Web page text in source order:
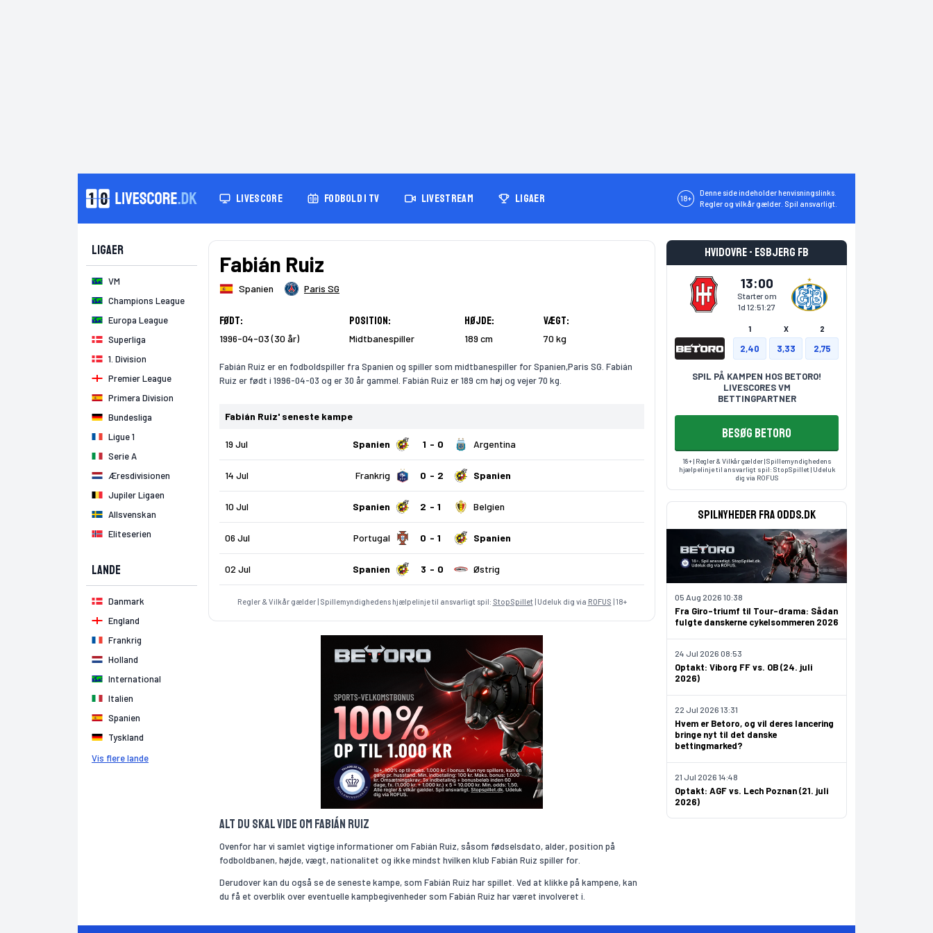
18+
Denne side indeholder henvisningslinks.
Regler og vilkår gælder. Spil ansvarligt.
LIVESCORE FODBOLD I TV LIVESTREAM LIGAER
Fabián Ruiz
Spanien Paris SG
Født:
1996-04-03 (30 år)
Position:
Midtbanespiller
Højde:
189 cm
Vægt:
70 kg
Fabián Ruiz er en fodboldspiller fra Spanien og spiller som midtbanespiller for Spanien,Paris SG. Fabián
Ruiz er født i 1996-04-03 og er 30 år gammel. Fabián Ruiz er 189 cm høj og vejer 70 kg.
Fabián Ruiz' seneste kampe
19 Jul Spanien Argentina
1 0
14 Jul Frankrig Spanien
0 2
10 Jul Spanien Belgien
2 1
06 Jul Portugal Spanien
0 1
02 Jul Spanien Østrig
3 0
Regler & Vilkår gælder | Spillemyndighedens hjælpelinje til ansvarligt spil: StopSpillet| Udeluk dig via ROFUS | 18+
Ligaer
VM
Champions League
Europa League
Superliga
1. Division
Premier League
Primera Division
Bundesliga
Ligue 1
Serie A
Æresdivisionen
Jupiler Ligaen
Allsvenskan
Eliteserien
Lande
Danmark
England
Frankrig
Holland
International
Italien
Spanien
Tyskland
Vis flere lande
Hvidovre - Esbjerg fB
13:00
Starter om
1d 12:51:26
1 X 2
2,40 3,33 2,75
SPIL PÅ KAMPEN HOS BETORO!
LIVESCORES VM
BETTINGPARTNER
BESØG BETORO
18+ | Regler & Vilkår gælder | Spillemyndighedens
hjælpelinje til ansvarligt spil:StopSpillet | Udeluk
dig via ROFUS
Spilnyheder fra odds.dk
Fra Giro-triumf til Tour-drama: Sådan
fulgte danskerne cykelsommeren 2026
05 Aug 2026 10:38
Optakt: Viborg FF vs. OB (24. juli
2026)
24 Jul 2026 08:53
Hvem er Betoro, og vil deres lancering
bringe nyt til det danske
bettingmarked?
22 Jul 2026 13:31
Optakt: AGF vs. Lech Poznan (21. juli
2026)
21 Jul 2026 14:48
Alt du skal vide om Fabián Ruiz
Ovenfor har vi samlet vigtige informationer om Fabián Ruiz, såsom fødselsdato, alder, position på
fodboldbanen, højde, vægt, nationalitet og ikke mindst hvilken klub Fabián Ruiz spiller for.
Derudover kan du også se de seneste kampe, som Fabián Ruiz har spillet. Ved at klikke på kampene, kan
du få et overblik over eventuelle kampbegivenheder som Fabián Ruiz har været involveret i.